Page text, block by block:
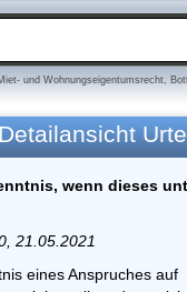
und Wohnungseigentumsrecht,
wenn dieses
21.05.2021
eines Anspruches auf